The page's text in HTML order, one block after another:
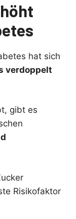
hat sich
verdoppelt
gibt es
Risikofaktor